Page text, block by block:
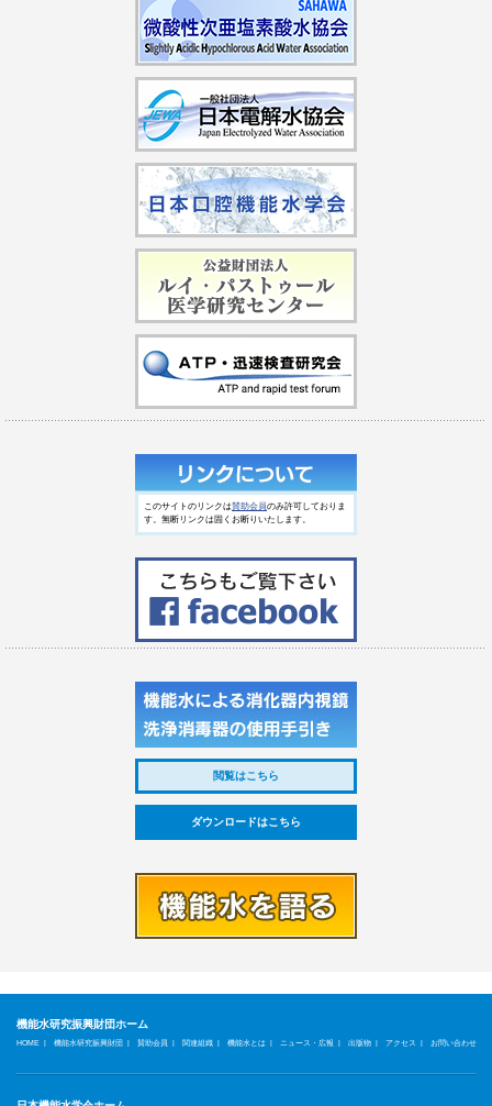
このサイトのリンクは賛助会員のみ許可しておりま
す。無断リンクは固くお断りいたします。
閲覧はこちら
ダウンロードはこちら
機能水研究振興財団ホーム
HOME| 機能水研究振興財団| 賛助会員 | 関連組織| 機能水とは| ニュース・広報 | 出版物| アクセス | お問い合わせ